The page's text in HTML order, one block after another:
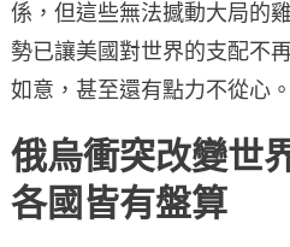
係，但這些無法撼動大局的
勢已讓美國對世界的支配不
如意，甚至還有點力不從心。
俄烏衝突改變世
各國皆有盤算